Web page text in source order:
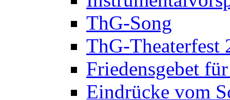
ThG-Song
ThG-Theaterfest
Friedensgebet
Eindrücke vom